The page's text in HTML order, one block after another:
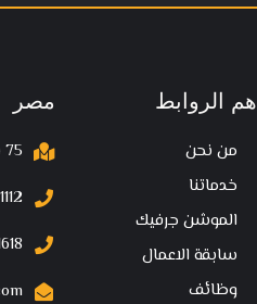
أهم الروابط
من نحن
خدماتنا
الموشن جرفيك
سابقة الاعمال
وظائف
مصر
75 ش محمد مقلد – مدينة نصر لقاهرة